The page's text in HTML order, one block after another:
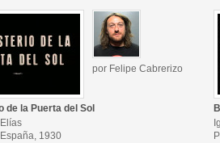
por Felipe Cabrerizo
de la Puerta del Sol
1930